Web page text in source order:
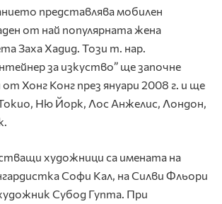
представлява мобилен
от най популярната жена
Заха Хадид. Този т. нар.
за изкуство” ще започне
Хонг Конг през януари 2008 г. и ще
Ню Йорк, Лос Анжелис, Лондон,
художници са имената на
Софи Кал, на Силви Фльори
Субод Гупта. При